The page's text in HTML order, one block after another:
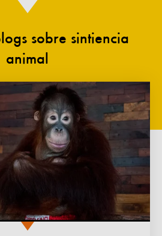
sobre sintiencia
animal